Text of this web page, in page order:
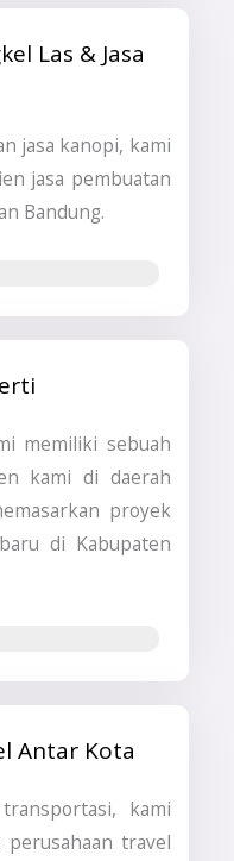
Las & Jasa
jasa kanopi, kami
jasa pembuatan
Bandung.
memiliki sebuah
kami di daerah
proyek
di Kabupaten
Antar Kota
kami
travel